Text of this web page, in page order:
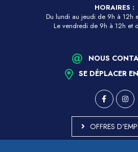
HORAIRES :
Du lundi au jeudi de 9h à 12h
Le vendredi de 9h à 12h et
NOUS
SE DÉPLACER
OFFRES